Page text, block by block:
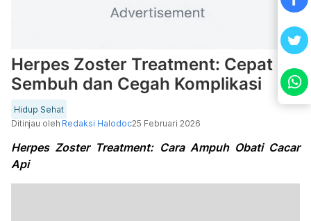
Herpes Zoster Treatment: Cepat
Sembuh dan Cegah Komplikasi
Hidup Sehat
Ditinjau oleh Redaksi Halodoc25 Februari 2026
Herpes Zoster Treatment: Cara Ampuh Obati Cacar
Api